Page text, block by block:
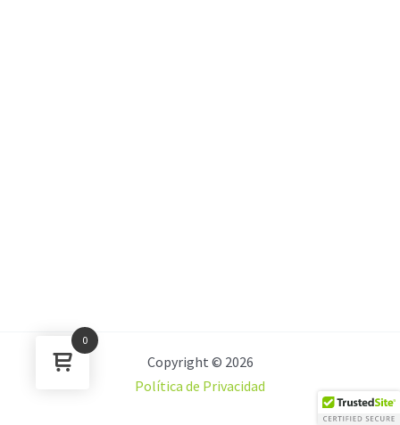
Copyright © 2026
Política de Privacidad
0